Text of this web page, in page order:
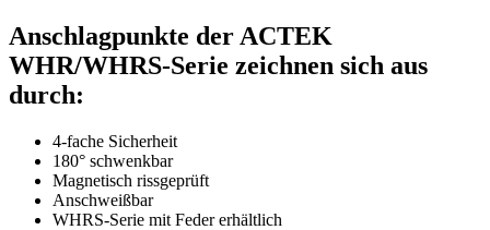
Anschlagpunkte der ACTEK
WHR/WHRS-Serie zeichnen sich aus
durch:
4-fache Sicherheit
180° schwenkbar
Magnetisch rissgeprüft
Anschweißbar
WHRS-Serie mit Feder erhältlich